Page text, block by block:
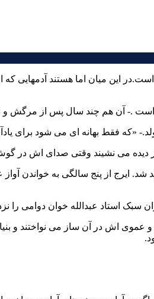
این میان اما هستند آدمهایی
است .- آن هم چند سال پس از مرگش و
«که فقط بهانه ای می شود برای
بم و خانواده ای اهل هنر متولد شد. ایرج از
عموی اش در آن ساز می نواختند و